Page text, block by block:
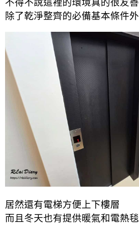
不得不說這裡的環境真的很友善
除了乾淨整齊的必備基本條件外
居然還有電梯方便上下樓層
而且冬天也有提供暖氣和電熱毯